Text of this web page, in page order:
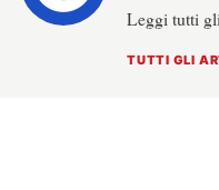
Leggi tutti
TUTTI GLI